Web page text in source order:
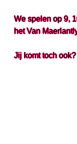
We spelen op 9,
het Van
Jij komt toch ook?